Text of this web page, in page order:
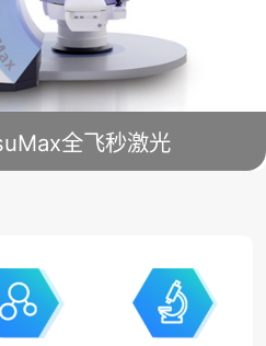
全飞秒激光